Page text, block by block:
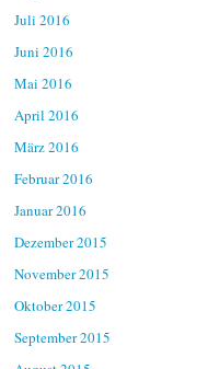
Juli 2016
Juni 2016
Mai 2016
April 2016
März 2016
Februar 2016
Januar 2016
Dezember 2015
November 2015
Oktober 2015
September 2015